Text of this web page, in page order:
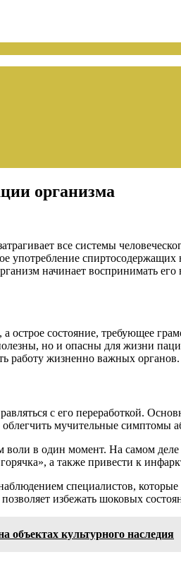
организма
все системы
употребление
начинает воспринимать
состояние, требующее
но и опасны для жизни
работу жизненно важных органов.
с его переработкой.
мучительные
в один момент. На самом деле
а также привести к
специалистов,
избежать шоковых
объектах культурного наследия